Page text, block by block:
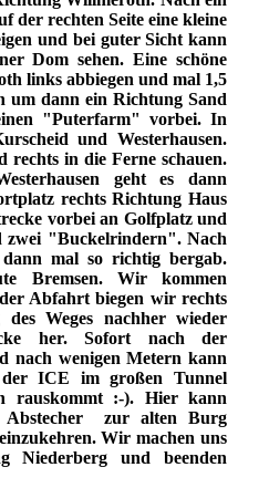
der rechten Seite eine kleine
und bei guter Sicht kann
Dom sehen. Eine schöne
links abbiegen und mal 1,5
dann ein Richtung Sand
"Puterfarm" vorbei. In
und Westerhausen.
in die Ferne schauen.
geht es dann
rechts Richtung Haus
vorbei an Golfplatz und
zwei "Buckelrindern". Nach
mal so richtig bergab.
Bremsen. Wir kommen
Abfahrt biegen wir rechts
Weges nachher wieder
her. Sofort nach der
nach wenigen Metern kann
ICE im großen Tunnel
rauskommt :-). Hier kann
Abstecher zur alten Burg
Wir machen uns
Niederberg und beenden